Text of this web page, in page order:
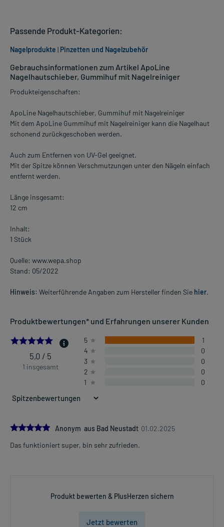
Gebrauchsinformationen zum Artikel ApoLine
Nagelhautschieber, Gummihuf mit Nagelreiniger
Produkteigenschaften:
ApoLine Nagelhautschieber, Gummihuf mit Nagelreiniger
Mit dem ApoLine Gummihuf mit Nagelreiniger kann die Nagelhaut
schonend zurückgeschoben werden.
Auch zum Entfernen von UV-Gel geeignet.
Mit der Spitze können Verschmutzungen unter den Nägeln einfach
entfernt werden.
Länge insgesamt:
12 cm
Inhalt:
1 Stück
Quelle: www.wepa.shop
Stand: 05/2022
Hinweis: Weiterführende Angaben zum Hersteller finden Sie hier.
Produktbewertungen* und Erfahrungen unserer Kunden
5.0
5,0 / 5
1 insgesamt
5
1
4
0
3
0
2
0
1
0
5.0Anonym aus Bad Neustadt 01.02.2025
Das funktioniert super, bin sehr zufrieden.
Produkt bewerten & PlusHerzen sichern
Jetzt bewerten
Passende Produkt-Kategorien:
Nagelprodukte | Pinzetten und Nagelzubehör